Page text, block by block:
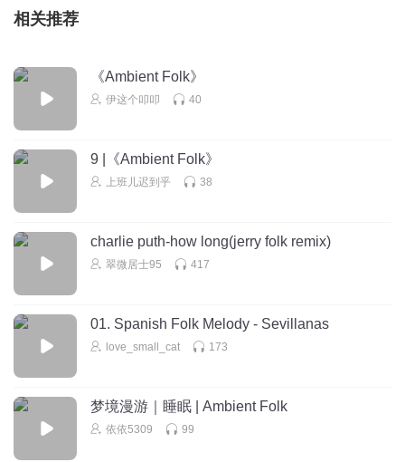
相关推荐
《Ambient Folk》
伊这个叩叩 40
9 |《Ambient Folk》
上班儿迟到乎 38
charlie puth-how long(jerry folk remix)
翠微居士95 417
01. Spanish Folk Melody - Sevillanas
love_small_cat 173
梦境漫游｜睡眠 | Ambient Folk
依依5309 99